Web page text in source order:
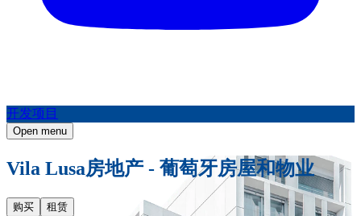
开发项目
Open menu
Vila Lusa房地产 - 葡萄牙房屋和物业
购买 租赁